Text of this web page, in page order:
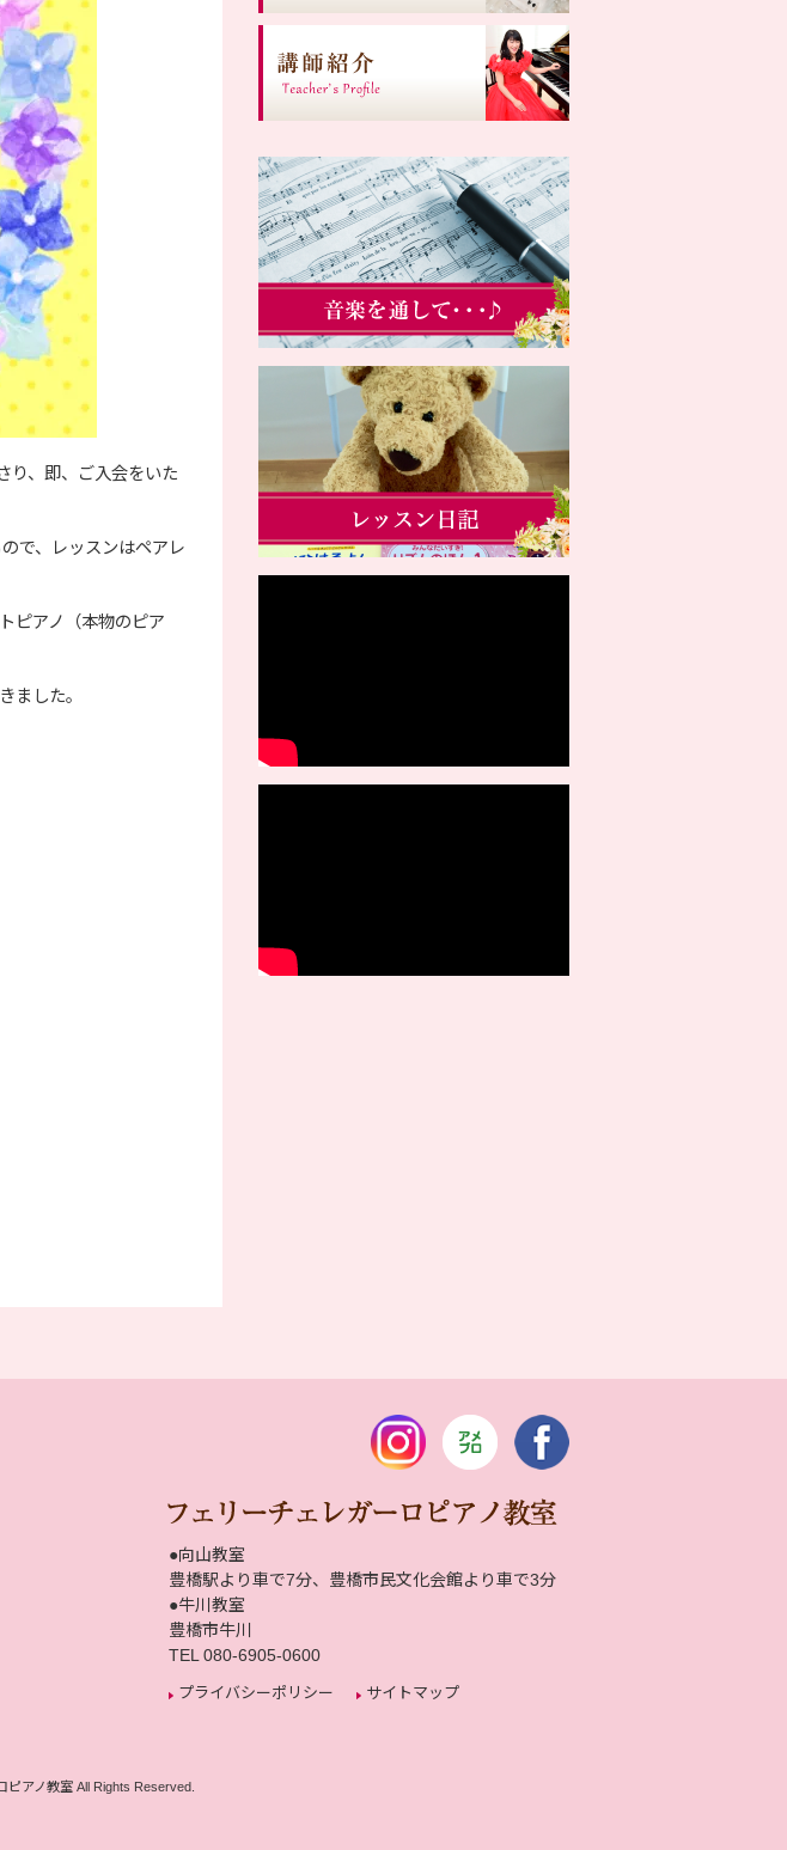
り、即、ご入会をいた
で、レッスンはペアレ
ピアノ（本物のピア
ました。
●向山教室
豊橋駅より車で7分、豊橋市民文化会館より車で3分
●牛川教室
豊橋市牛川
TEL 080-6905-0600
プライバシーポリシー サイトマップ
ピアノ教室 All Rights Reserved.